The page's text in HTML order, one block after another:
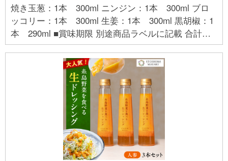
焼き玉葱：1本 300ml ニンジン：1本 300ml ブロ
ッコリー：1本 300ml 生姜：1本 300ml 黒胡椒：1
本 290ml ■賞味期限 別途商品ラベルに記載 合計：5
本